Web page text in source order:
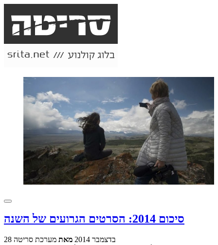
סיכום 2014: הסרטים הגרועים של השנה
28 בדצמבר 2014 מאת מערכת סריטה